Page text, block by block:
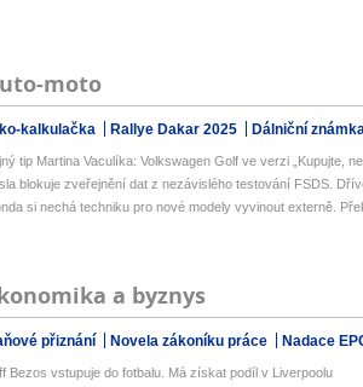
moto
kalkulačka Rallye Dakar 2025 Dálniční
tip Martina Vaculíka: Volkswagen Golf ve verzi „Kupujte,
blokuje zveřejnění dat z nezávislého testování FSDS.
si nechá techniku pro nové modely vyvinout externě.
a byznys
přiznání Novela zákoníku práce Nadace
Bezos vstupuje do fotbalu. Má získat podíl v Liverpoolu